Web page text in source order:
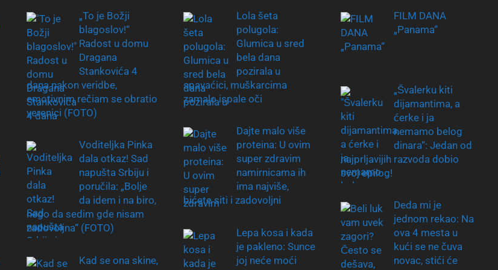
„To je Božji
blagoslov!“
Radost u domu
Dragana
Stankovića 4
dana nakon veridbe,
emotivnim rečiam se obratio
verenici (FOTO)
Voditeljka Pinka
dala otkaz! Sad
napušta Srbiju i
poručila: „Bolje
da idem i na biro,
nego da sedim gde nisam
zadovoljna“ (FOTO)
Kad se ona skine,
Lola šeta
polugola:
Glumica u sred
bela dana
pozirala u
spavaćici, muškarcima
zamalo ispale oči
Dajte malo više
proteina: U ovim
super zdravim
namirnicama ih
ima najviše,
bićete siti i zadovoljni
Lepa kosa i kada
je pakleno: Sunce
joj neće moći
FILM DANA
„Panama“
„Švalerku kiti
dijamantima, a
ćerke i ja
nemamo belog
dinara“: Jedan od
najprljavijih razvoda dobio
svoj epilog!
Deda mi je
jednom rekao: Na
ova 4 mesta u
kući se ne čuva
novac, stići će